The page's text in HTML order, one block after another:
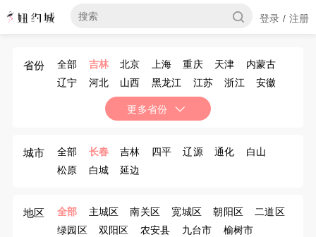
登录 / 注册
省份 全部 吉林 北京 上海 重庆 天津
内蒙古
辽宁
河北 山西 黑龙江 江苏 浙江
安徽
江西 山东 河南 湖北
海南 四川 贵州 云南
更多省份
城市 全部 长春 吉林 四平 辽源 通化
白山
松原
白城 延边
地区 全部 主城区 南关区 宽城区 朝阳区
二道区
绿园区
双阳区 农安县 九台市
榆树市